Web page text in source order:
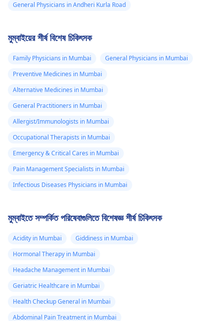
General Physicians in Andheri Kurla Road
মুম্বাইয়ের শীর্ষ বিশেষ চিকিৎসক
Family Physicians in Mumbai
General Physicians in Mumbai
Preventive Medicines in Mumbai
Alternative Medicines in Mumbai
General Practitioners in Mumbai
Allergist/Immunologists in Mumbai
Occupational Therapists in Mumbai
Emergency & Critical Cares in Mumbai
Pain Management Specialists in Mumbai
Infectious Diseases Physicians in Mumbai
মুম্বাইতে সম্পর্কিত পরিষেবাগুলিতে বিশেষজ্ঞ শীর্ষ চিকিৎসক
Acidity in Mumbai
Giddiness in Mumbai
Hormonal Therapy in Mumbai
Headache Management in Mumbai
Geriatric Healthcare in Mumbai
Health Checkup General in Mumbai
Abdominal Pain Treatment in Mumbai